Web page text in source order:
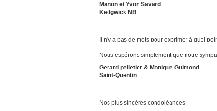
Manon et Yvon Savard
Kedgwick NB
Il n'y a pas de mots pour exprimer à quel
Nous espérons simplement que notre
Gerard pelletier & Monique Guimond
Saint-Quentin
Nos plus sincères condoléances.